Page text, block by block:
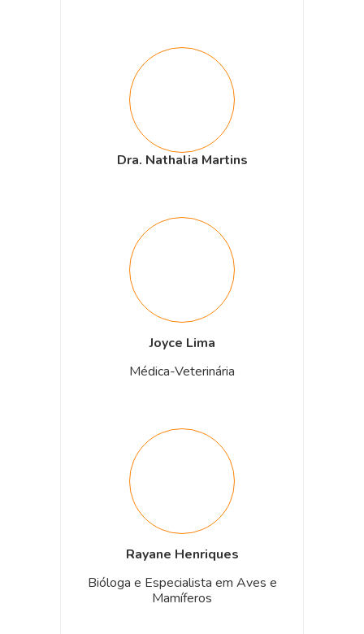
Dra. Nathalia Martins
Joyce Lima
Médica-Veterinária
Rayane Henriques
Bióloga e Especialista em Aves e
Mamíferos